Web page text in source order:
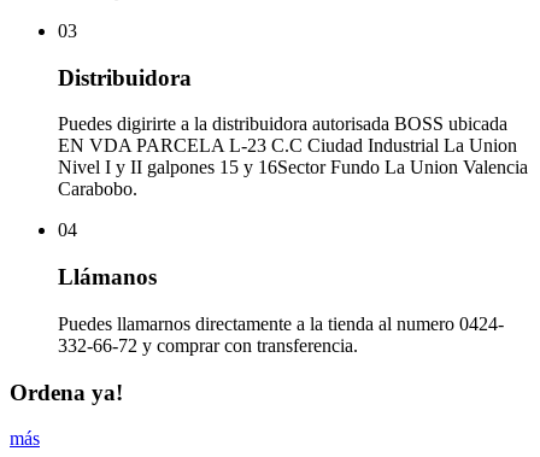
03
Distribuidora
Puedes digirirte a la distribuidora autorisada BOSS ubicada
EN VDA PARCELA L-23 C.C Ciudad Industrial La Union
Nivel I y II galpones 15 y 16Sector Fundo La Union Valencia
Carabobo.
04
Llámanos
Puedes llamarnos directamente a la tienda al numero 0424-
332-66-72 y comprar con transferencia.
Ordena ya!
más